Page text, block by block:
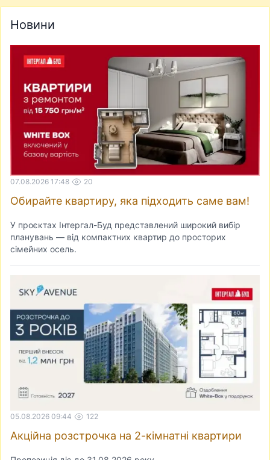
Новини
07.08.2026 17:48 20
Обирайте квартиру, яка підходить саме вам!
У проєктах Інтергал-Буд представлений широкий вибір
планувань — від компактних квартир до просторих
сімейних осель.
05.08.2026 09:44 122
Акційна розстрочка на 2-кімнатні квартири